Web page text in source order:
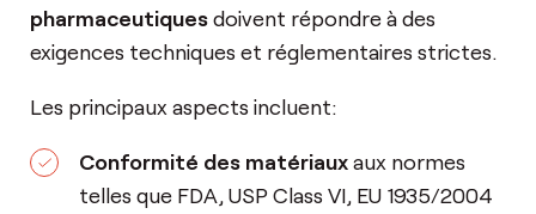
pharmaceutiquesdoivent répondre à des
exigences techniques et réglementaires strictes.
Les principaux aspects incluent:
Conformité des matériauxaux normes
telles que FDA, USP Class VI, EU 1935/2004